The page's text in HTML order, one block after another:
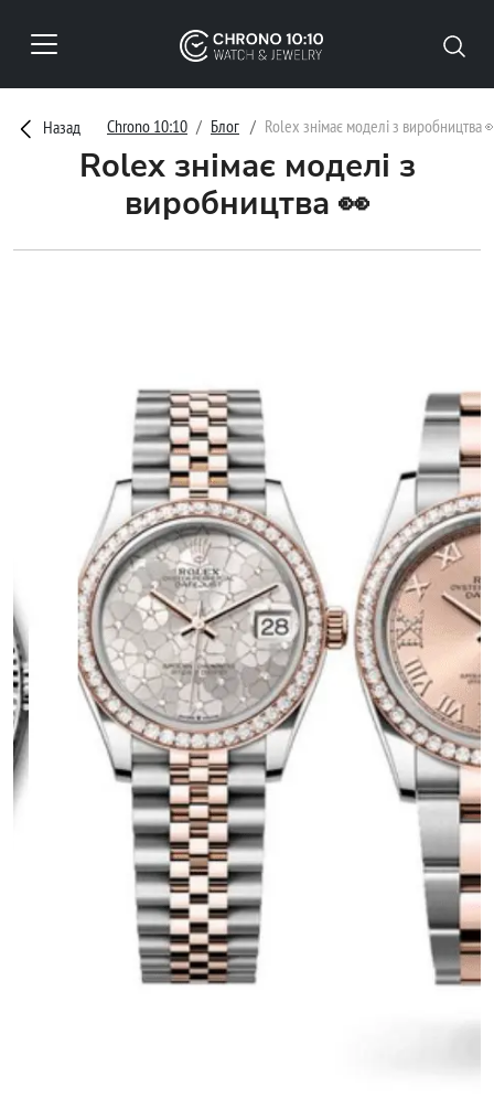
Назад Chrono 10:10 Блог Rolex знімає моделі з виробництва
Rolex знімає моделі з
виробництва 👀